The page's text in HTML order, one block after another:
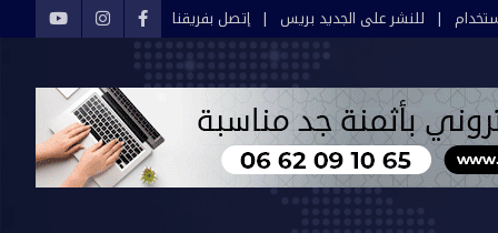
للنشر على الجديد بريس إتصل بفريقنا